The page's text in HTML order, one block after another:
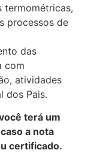
termométricas,
processos de
das
com
atividades
dos Pais.
terá um
a nota
certificado.